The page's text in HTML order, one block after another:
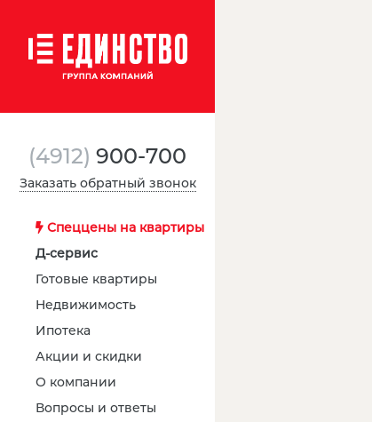
(4912) 900-700
Заказать обратный звонок
Спеццены на квартиры
Д-сервис
Готовые квартиры
Недвижимость
Ипотека
Акции и скидки
О компании
Вопросы и ответы